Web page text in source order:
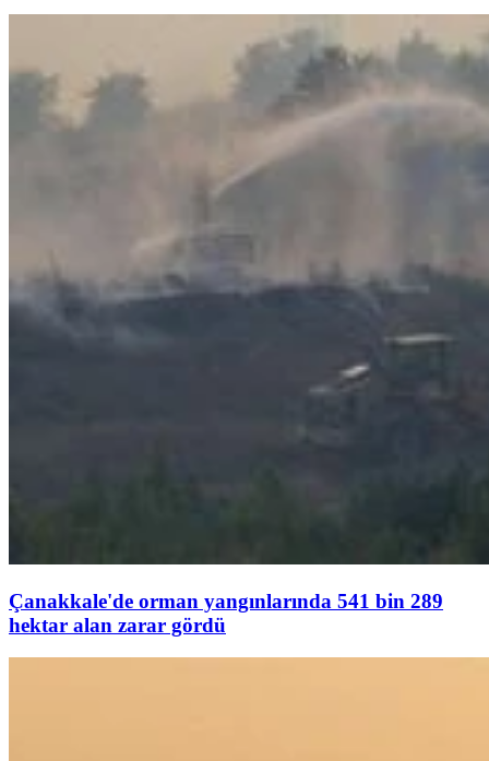
Çanakkale'de orman yangınlarında 541 bin 289
hektar alan zarar gördü